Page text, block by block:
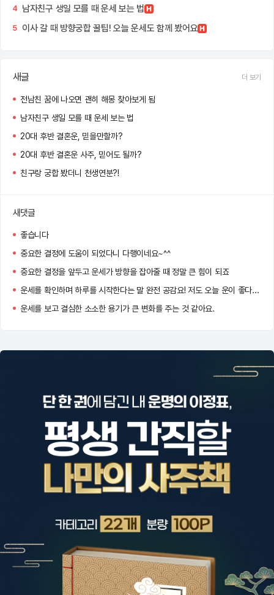
4 남자친구 생일 모를 때 운세 보는 법
5 이사 갈 때 방향궁합 꿀팁! 오늘 운세도 함께 봤어요
새글 더 보기
전남친 꿈에 나오면 괜히 해몽 찾아보게 됨
남자친구 생일 모를 때 운세 보는 법
20대 후반 결혼운, 믿을만할까?
20대 후반 결혼운 사주, 믿어도 될까?
친구랑 궁합 봤더니 천생연분?!
새댓글
좋습니다
중요한 결정에 도움이 되었다니 다행이네요~^^
중요한 결정을 앞두고 운세가 방향을 잡아줄 때 정말 큰 힘이 되죠
운세를 확인하며 하루를 시작한다는 말 완전 공감요! 저도 오늘 운이 좋다는 말에 왠지 더 자신감이 생기네용 ㅋㅋㅋ
운세를 보고 결심한 소소한 용기가 큰 변화를 주는 것 같아요.